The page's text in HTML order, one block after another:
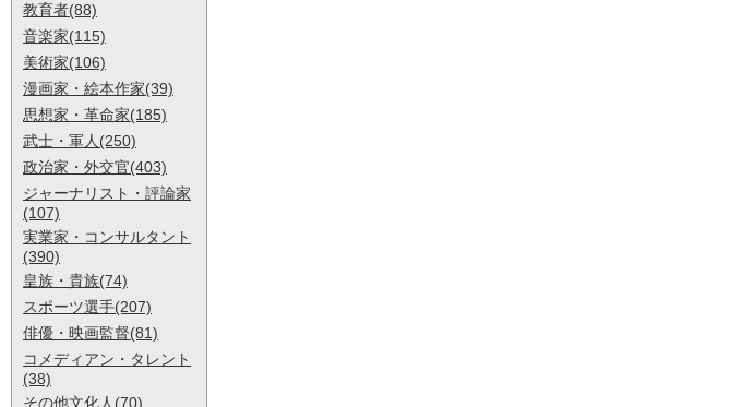
教育者(88)
音楽家(115)
美術家(106)
漫画家・絵本作家(39)
思想家・革命家(185)
武士・軍人(250)
政治家・外交官(403)
ジャーナリスト・評論家
(107)
実業家・コンサルタント
(390)
皇族・貴族(74)
スポーツ選手(207)
俳優・映画監督(81)
コメディアン・タレント
(38)
その他文化人(70)